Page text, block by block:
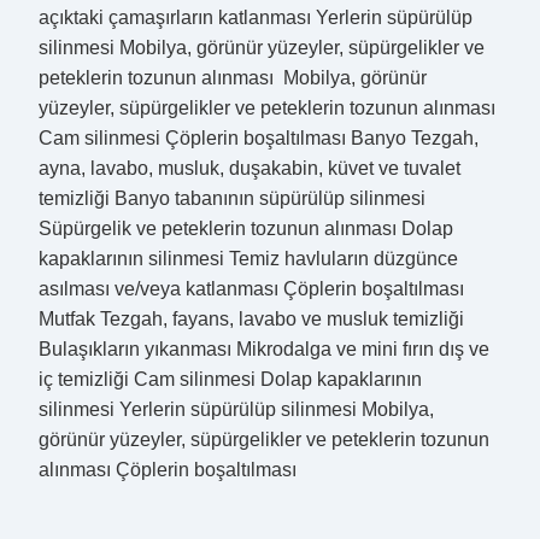
açıktaki çamaşırların katlanması Yerlerin süpürülüp
silinmesi Mobilya, görünür yüzeyler, süpürgelikler ve
peteklerin tozunun alınması Mobilya, görünür
yüzeyler, süpürgelikler ve peteklerin tozunun alınması
Cam silinmesi Çöplerin boşaltılması Banyo Tezgah,
ayna, lavabo, musluk, duşakabin, küvet ve tuvalet
temizliği Banyo tabanının süpürülüp silinmesi
Süpürgelik ve peteklerin tozunun alınması Dolap
kapaklarının silinmesi Temiz havluların düzgünce
asılması ve/veya katlanması Çöplerin boşaltılması
Mutfak Tezgah, fayans, lavabo ve musluk temizliği
Bulaşıkların yıkanması Mikrodalga ve mini fırın dış ve
iç temizliği Cam silinmesi Dolap kapaklarının
silinmesi Yerlerin süpürülüp silinmesi Mobilya,
görünür yüzeyler, süpürgelikler ve peteklerin tozunun
alınması Çöplerin boşaltılması